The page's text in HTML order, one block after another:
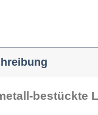
bestückte